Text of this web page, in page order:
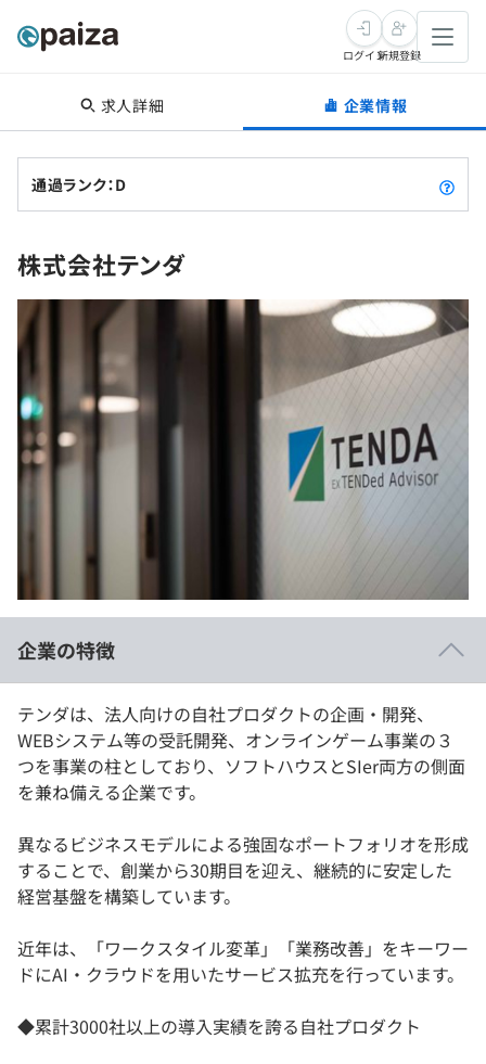
転職・キャリア
転職成功ガイド
転職エージェント
インタビュー
転職成功ガイド
新卒就活
求人検索
本選考
新卒エージェント
インタビュー
学習
問題集
4択課題
プラン
個人向けプラン
法人向けプラン
学校向けプラン
スキルチェック
プログラミング言語
SQL
ゲーム・マンガ
メディア
Tech Team Journal
paizaとは？
ログイン新規登録
求人詳細 企業情報
通過ランク：D
株式会社テンダ
企業の特徴
テンダは、法人向けの自社プロダクトの企画・開発、
WEBシステム等の受託開発、オンラインゲーム事業の３
つを事業の柱としており、ソフトハウスとSIer両方の側面
を兼ね備える企業です。
異なるビジネスモデルによる強固なポートフォリオを形成
することで、創業から30期目を迎え、継続的に安定した
経営基盤を構築しています。
近年は、「ワークスタイル変革」「業務改善」をキーワー
ドにAI・クラウドを用いたサービス拡充を行っています。
◆累計3000社以上の導入実績を誇る自社プロダクト